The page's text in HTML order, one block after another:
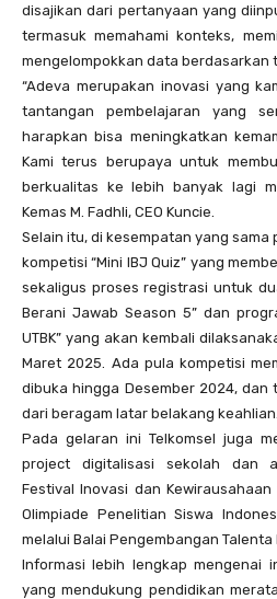
disajikan dari pertanyaan yang
termasuk memahami konteks,
mengelompokkan data berdasarkan
“Adeva merupakan inovasi yang
tantangan pembelajaran yang
harapkan bisa meningkatkan
Kami terus berupaya untuk
berkualitas ke lebih banyak lagi
Kemas M. Fadhli, CEO Kuncie.
Selain itu, di kesempatan yang sama
kompetisi “Mini IBJ Quiz” yang
sekaligus proses registrasi untuk
Berani Jawab Season 5” dan
UTBK” yang akan kembali
Maret 2025. Ada pula kompetisi
dibuka hingga Desember 2024, dan
dari beragam latar belakang keahlian.
Pada gelaran ini Telkomsel juga
project digitalisasi sekolah dan
Festival Inovasi dan Kewirausahaan
Olimpiade Penelitian Siswa
melalui Balai Pengembangan Talenta
Informasi lebih lengkap mengenai
yang mendukung pendidikan